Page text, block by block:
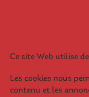
Ce site Web utilise
Les cookies nous
contenu et les